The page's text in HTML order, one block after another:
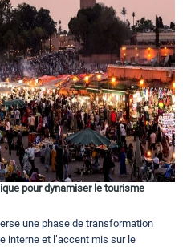
pour dynamiser le tourisme
une phase de transformation
interne et l’accent mis sur le